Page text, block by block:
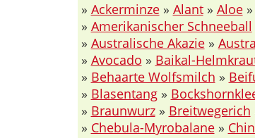
» Ackerminze » Alant » Aloe »
» Amerikanischer Schneeball
» Australische Akazie »
» Avocado » Baikal-
» Behaarte Wolfsmilch »
» Blasentang »
» Braunwurz » Breitwegerich
» Chebula-Myrobalane »